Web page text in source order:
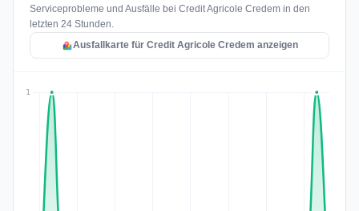
Serviceprobleme und Ausfälle bei Credit Agricole Credem in den
letzten 24 Stunden.
Ausfallkarte für Credit Agricole Credem anzeigen